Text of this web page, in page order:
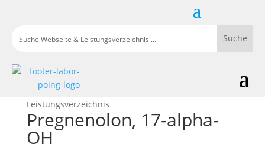
Leistungsverzeichnis
Pregnenolon, 17-alpha-
OH